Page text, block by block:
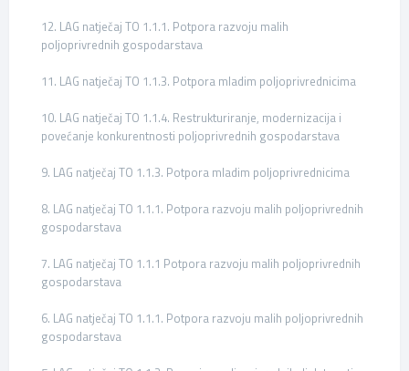
12. LAG natječaj TO 1.1.1. Potpora razvoju malih
poljoprivrednih gospodarstava
11. LAG natječaj TO 1.1.3. Potpora mladim poljoprivrednicima
10. LAG natječaj TO 1.1.4. Restrukturiranje, modernizacija i
povećanje konkurentnosti poljoprivrednih gospodarstava
9. LAG natječaj TO 1.1.3. Potpora mladim poljoprivrednicima
8. LAG natječaj TO 1.1.1. Potpora razvoju malih poljoprivrednih
gospodarstava
7. LAG natječaj TO 1.1.1 Potpora razvoju malih poljoprivrednih
gospodarstava
6. LAG natječaj TO 1.1.1. Potpora razvoju malih poljoprivrednih
gospodarstava